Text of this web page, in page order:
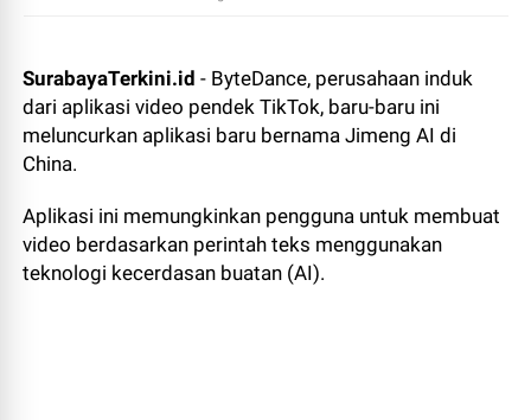
SurabayaTerkini.id - ByteDance, perusahaan induk
dari aplikasi video pendek TikTok, baru-baru ini
meluncurkan aplikasi baru bernama Jimeng AI di
China.
Aplikasi ini memungkinkan pengguna untuk membuat
video berdasarkan perintah teks menggunakan
teknologi kecerdasan buatan (AI).